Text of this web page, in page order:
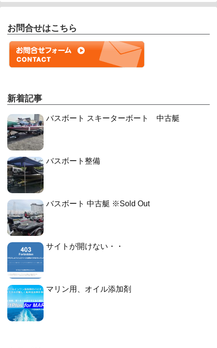
お問合せはこちら
新着記事
バスボート スキーターボート 中古艇
バスボート整備
バスボート 中古艇 ※Sold Out
サイトが開けない・・
マリン用、オイル添加剤